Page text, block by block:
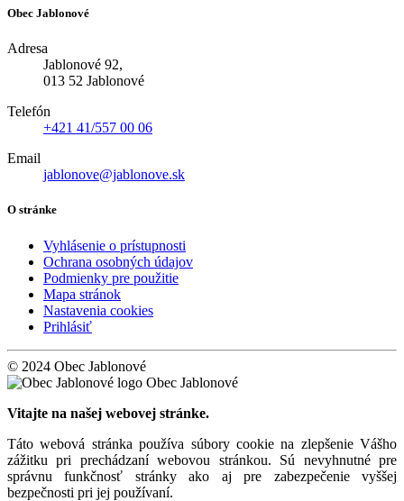
Obec Jablonové
Adresa
Jablonové 92,
013 52 Jablonové
Telefón
+421 41/557 00 06
Email
jablonove@jablonove.sk
O stránke
Vyhlásenie o prístupnosti
Ochrana osobných údajov
Podmienky pre použitie
Mapa stránok
Nastavenia cookies
Prihlásiť
© 2024 Obec Jablonové
Obec Jablonové
Vitajte na našej webovej stránke.
Táto webová stránka používa súbory cookie na zlepšenie Vášho
zážitku pri prechádzaní webovou stránkou. Sú nevyhnutné pre
správnu funkčnosť stránky ako aj pre zabezpečenie vyššej
bezpečnosti pri jej používaní.